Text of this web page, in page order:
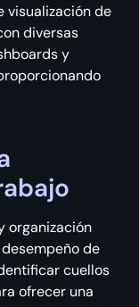
visualización de
diversas
y
organización
de
cuellos
ofrecer una